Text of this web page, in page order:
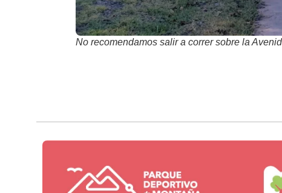
No recomendamos salir a correr sobre la